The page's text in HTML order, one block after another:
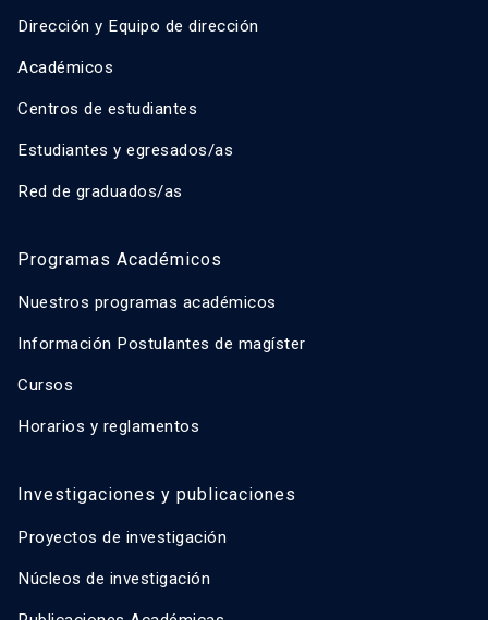
Dirección y Equipo de dirección
Académicos
Centros de estudiantes
Estudiantes y egresados/as
Red de graduados/as
Programas Académicos
Nuestros programas académicos
Información Postulantes de magíster
Cursos
Horarios y reglamentos
Investigaciones y publicaciones
Proyectos de investigación
Núcleos de investigación